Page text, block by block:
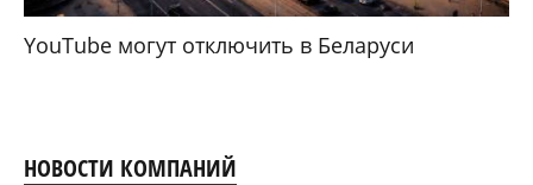
YouTube могут отключить в Беларуси
НОВОСТИ КОМПАНИЙ